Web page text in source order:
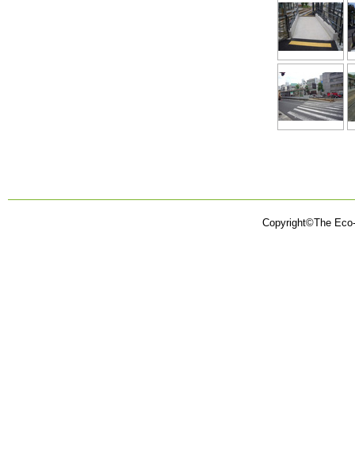
Copyright©The